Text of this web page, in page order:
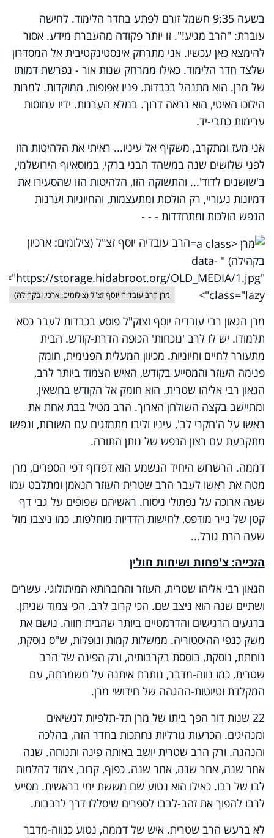
בשעה 9:35 חשמל זורם לפתע בחדר הלימוד. לחישה
עוברת: "הרב מגיע!". זו יותר פקודה מהעברת מידע. אסור
להימצא כאן עכשיו. אני מתרחק אינסטינקטיבית אל המסדרון
שלצד חדר הלימוד. כאילו ממרחק שנות אור - נפרשת דמותו
של מרן. הוא מתנהל בכבדות. פניו אפופות, ממוקדות. למרות
הילוכו האיטי, הוא נראה דרוך. במלא העֵרנות. ידיו עמוסות
ערימות כתבי-יד.
אני מעז ומתקרב, משקיף אל עיניו... ראיתי את הלהיטות הזו
לפני שלושים שנה במשהד הבני ברקי, במוסאיוף הירושלמי,
ב'שושנים לדוד'... והתשוקה הזו, הלהיטות הזו שהסעירו את
דמיונות נעוריי, רק הולכות ומתעצמות, והחיוניות וערנות
הנפש הולכות ומתחדדות - - -
הרב עובדיה יוסף זצ"ל (צילומים: ארכיון
בקהילה) " data-
storage.hidabroot.org/OLD_MEDIA/1.jpg"
class="lazy">
מרן הרב עובדיה יוסף זצ"ל (צילומים: ארכיון בקהילה)
מרן הגאון רבי עובדיה יוסף זצוק"ל פוסע בכבדות לעבר כסא
תלמודו. יש לו לרב 'נוכחות' הכופה הדרת-קודש. הבית
מתעורר לחיים וחיוניות. מכיוון המעלית הפנימית, חומק
פנימה העוזר והמסייע בקודש, האיש הצמוד ביותר לרב,
הגאון רבי אליהו שטרית. הוא חומק אל הקודש בחשאין,
ומתיישב בקצה השולחן הארוך. הרב מטיל בבת אחת את
ראשו על ה'חקרי לב', עיניו וליבו מתמזגים עם השורות, ונפשו
מתקבעת עם רצון הנפש של נותן התורה.
דממה. הרשרוש היחיד הנשמע הוא דפדוף דפי הספרים, מרן
מטה את ראשו לעבר הרב שטרית העוזר הנאמן ומתלבט עמו
שעה ארוכה על נפתולי ניסוח. ראשיהם שפופים על גבי דף
קטן של נייר מודפס, לחישות הדדיות מוחלפות. כמו ניצבו מול
שעה הרת גורל...
הזכייה: צ'פחות ושיחות חולין
הגאון רבי אליהו שטרית, העוזר והחברותא המיתולוגי. עשרים
ושתיים שנה הוא ניצב שם. הכי קרוב לרב. הכי צמוד שניתן.
ברגעים הרגישים והדרמטיים ביותר שהבית חווה. נושם את
משק כנפי ההיסטוריה. ממשלות קמות ונופלות, ש"ס נוסקת,
נוחתת, נוסקת, בוססת בקרבותיה, ורק הפינה של הרב
שטרית, כמו נווה-מדבר, נותרת איתנה על משמרתה, עם
המקלדת וטיוטות-ההגהה של חידושי מרן.
22 שנות דור הפך ביתו של מרן תל-תלפיות לנשיאים
ומנהיגים. הכרעות גורליות נחתכות בחדר הזה, בהלכה
והנהגה. ורק הרב שטרית יושב באותה פינה ותנוחה. שנה
אחר שנה, אחר שנה, אחר שנה. כפוף, קרוב, צמוד להלמות
לבו של רבו. כאילו הוא נטוע שם מששת ימי בראשית. מסייע
לרבו להפוך את זהב-לבבו לספרים שיסללו דרך לרבבות.
לא ברעש הרב שטרית. איש של דממה, נטוע כנווה-מדבר